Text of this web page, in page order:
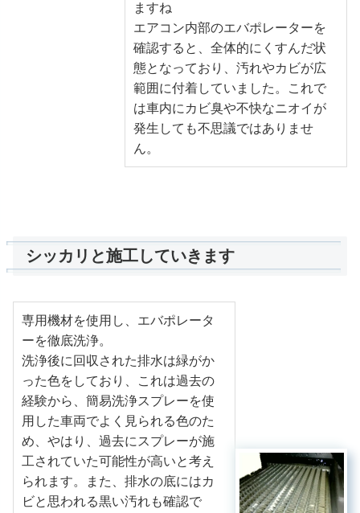
ますね
エアコン内部のエバポレーターを
確認すると、全体的にくすんだ状
態となっており、汚れやカビが広
範囲に付着していました。これで
は車内にカビ臭や不快なニオイが
発生しても不思議ではありませ
ん。
シッカリと施工していきます
専用機材を使用し、エバポレータ
ーを徹底洗浄。
洗浄後に回収された排水は緑がか
った色をしており、これは過去の
経験から、簡易洗浄スプレーを使
用した車両でよく見られる色のた
め、やはり、過去にスプレーが施
工されていた可能性が高いと考え
られます。また、排水の底にはカ
ビと思われる黒い汚れも確認で